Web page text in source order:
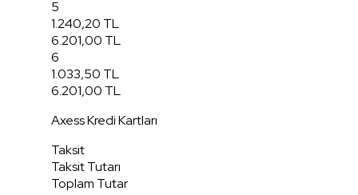
5
1.240,20 TL
6.201,00 TL
6
1.033,50 TL
6.201,00 TL
Axess Kredi Kartları
Taksit
Taksit Tutarı
Toplam Tutar